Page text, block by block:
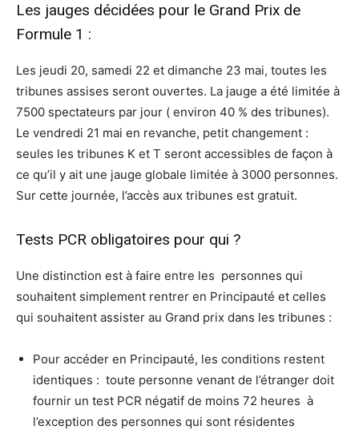
Les jauges décidées pour le Grand Prix de
Formule 1 :
Les jeudi 20, samedi 22 et dimanche 23 mai, toutes les
tribunes assises seront ouvertes. La jauge a été limitée à
7500 spectateurs par jour ( environ 40 % des tribunes).
Le vendredi 21 mai en revanche, petit changement :
seules les tribunes K et T seront accessibles de façon à
ce qu’il y ait une jauge globale limitée à 3000 personnes.
Sur cette journée, l’accès aux tribunes est gratuit.
Tests PCR obligatoires pour qui ?
Une distinction est à faire entre les personnes qui
souhaitent simplement rentrer en Principauté et celles
qui souhaitent assister au Grand prix dans les tribunes :
Pour accéder en Principauté, les conditions restent
identiques : toute personne venant de l’étranger doit
fournir un test PCR négatif de moins 72 heures à
l’exception des personnes qui sont résidentes